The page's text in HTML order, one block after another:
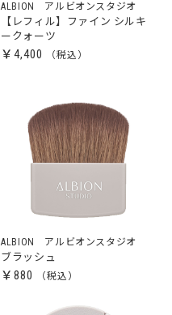
ALBION アルビオンスタジオ
【レフィル】ファイン シルキ
ークォーツ
￥4,400
ALBION アルビオンスタジオ
ブラッシュ
￥880